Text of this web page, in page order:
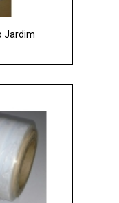
Jardim